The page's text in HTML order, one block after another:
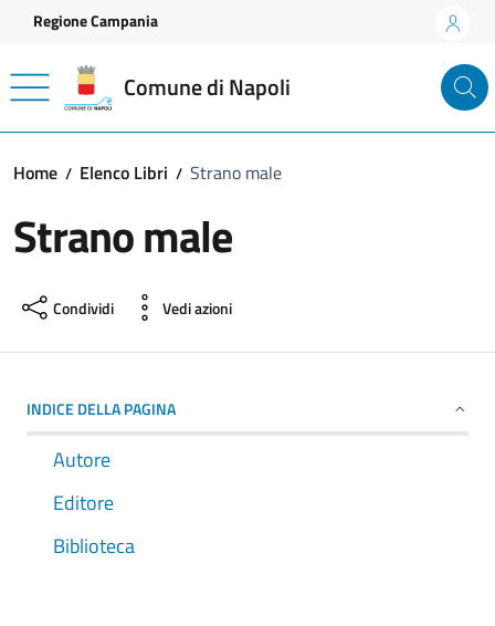
Vai ai contenuti
Vai al footer
Regione Campania
Comune di Napoli
Home Elenco Libri Strano male
Strano male
Condividi Vedi azioni
INDICE DELLA PAGINA
Autore
Editore
Biblioteca